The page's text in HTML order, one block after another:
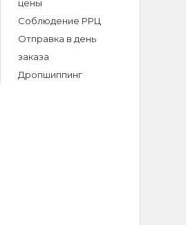
цены
Соблюдение РРЦ
Отправка в день
заказа
Дропшиппинг